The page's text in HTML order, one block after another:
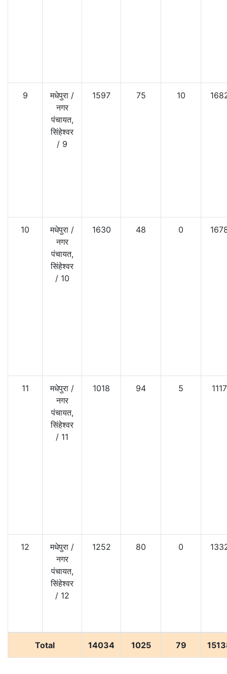
9 मधेपुरा /
नगर
पंचायत,
सिंहेश्वर
/ 9
1597 75 10
10 मधेपुरा /
नगर
पंचायत,
सिंहेश्वर
/ 10
1630 48 0
11 मधेपुरा /
नगर
पंचायत,
सिंहेश्वर
/ 11
1018 94 5 1117
12 मधेपुरा /
नगर
पंचायत,
सिंहेश्वर
/ 12
1252 80 0
Total 14034 1025 79